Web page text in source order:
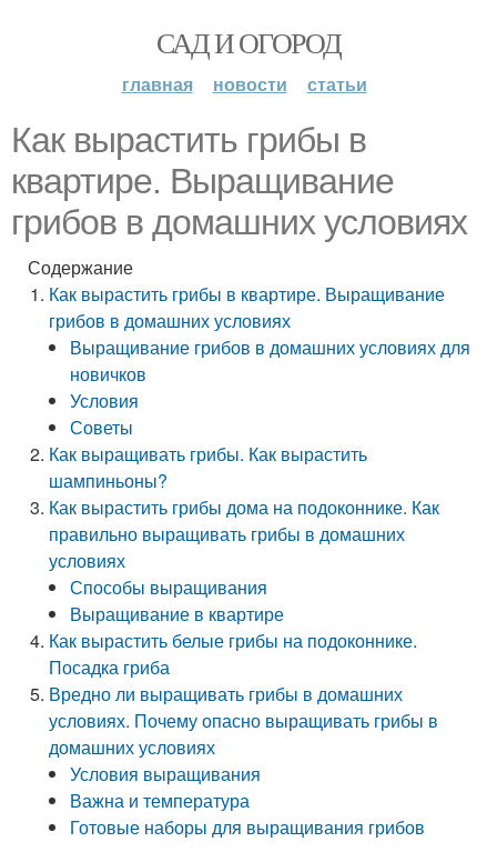
САД И ОГОРОД
главная новости статьи
Как вырастить грибы в
квартире. Выращивание
грибов в домашних условиях
Содержание
Как вырастить грибы в квартире. Выращивание
грибов в домашних условиях
Выращивание грибов в домашних условиях для
новичков
Условия
Советы
Как выращивать грибы. Как вырастить
шампиньоны?
Как вырастить грибы дома на подоконнике. Как
правильно выращивать грибы в домашних
условиях
Способы выращивания
Выращивание в квартире
Как вырастить белые грибы на подоконнике.
Посадка гриба
Вредно ли выращивать грибы в домашних
условиях. Почему опасно выращивать грибы в
домашних условиях
Условия выращивания
Важна и температура
Готовые наборы для выращивания грибов